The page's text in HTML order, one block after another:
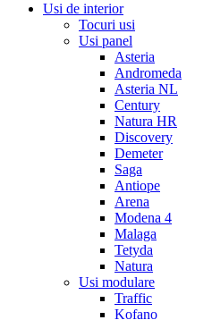
Usi de interior
Tocuri usi
Usi panel
Asteria
Andromeda
Asteria NL
Century
Natura HR
Discovery
Demeter
Saga
Antiope
Arena
Modena 4
Malaga
Tetyda
Natura
Usi modulare
Traffic
Kofano